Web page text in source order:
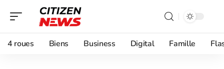
4 roues Biens Business Digital Famille